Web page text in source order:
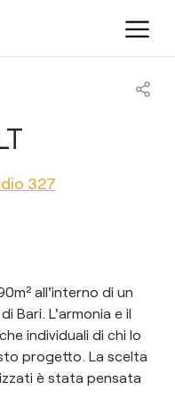
327
all'interno di un
Bari. L'armonia e il
individuali di chi lo
progetto. La scelta
è stata pensata